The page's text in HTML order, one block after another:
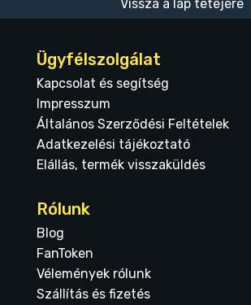
Vissza a lap tetejére
Ügyfélszolgálat
Kapcsolat és segítség
Impresszum
Általános Szerződési Feltételek
Adatkezelési tájékoztató
Elállás, termék visszaküldés
Rólunk
Blog
FanToken
Vélemények rólunk
Szállítás és fizetés